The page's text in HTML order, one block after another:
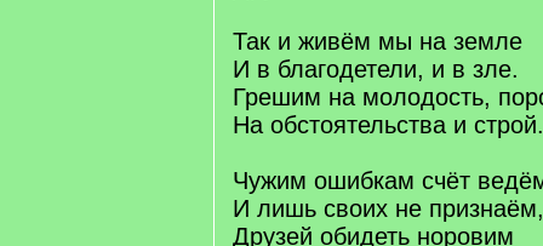
Так и живём мы на земле
И в благодетели, и в зле.
Грешим на молодость,
На обстоятельства и строй.
Чужим ошибкам счёт
И лишь своих не признаём,
Друзей обидеть норовим